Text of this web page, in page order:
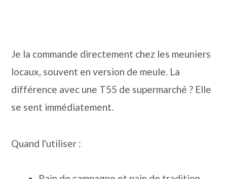
Je la commande directement chez les meuniers
locaux, souvent en version de meule. La
différence avec une T55 de supermarché ? Elle
se sent immédiatement.
Quand l'utiliser :